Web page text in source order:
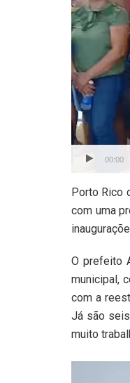
00:00
Porto Rico
com uma
O prefeito
municipal,
com a
Já são
muito